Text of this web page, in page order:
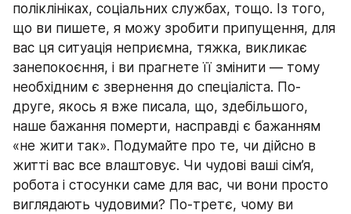
поліклініках, соціальних службах, тощо. Із того,
що ви пишете, я можу зробити припущення, для
вас ця ситуація неприємна, тяжка, викликає
занепокоєння, і ви прагнете її змінити — тому
необхідним є звернення до спеціаліста. По-
друге, якось я вже писала, що, здебільшого,
наше бажання померти, насправді є бажанням
«не жити так». Подумайте про те, чи дійсно в
житті вас все влаштовує. Чи чудові ваші сім’я,
робота і стосунки саме для вас, чи вони просто
виглядають чудовими? По-третє, чому ви